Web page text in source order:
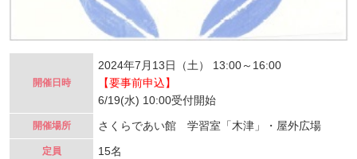
開催日時
2024年7月13日（土） 13:00～16:00
【要事前申込】
6/19(水) 10:00受付開始
開催場所 さくらであい館 学習室「木津」・屋外広場
定員 15名